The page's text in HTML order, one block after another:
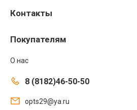
Контакты
Покупателям
О нас
8 (8182)46-50-50
opts29@ya.ru